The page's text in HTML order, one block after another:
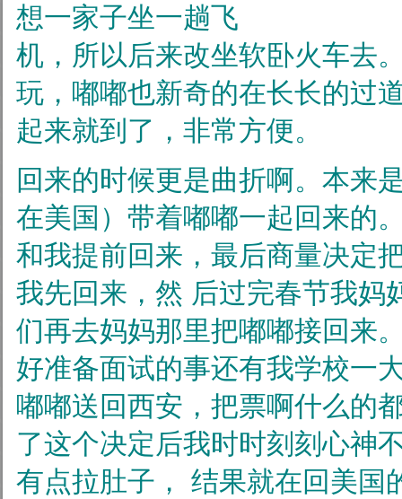
想一家子坐一趟飞
机，所以后来改坐软卧火车去
玩，嘟嘟也新奇的在长长的过
起来就到了，非常方便。
回来的时候更是曲折啊。本来
在美国）带着嘟嘟一起回来的
和我提前回来，最后商量决定
我先回来，然 后过完春节我妈
们再去妈妈那里把嘟嘟接回来
好准备面试的事还有我学校一
嘟嘟送回西安，把票啊什么的
了这个决定后我时时刻刻心神
有点拉肚子， 结果就在回美国